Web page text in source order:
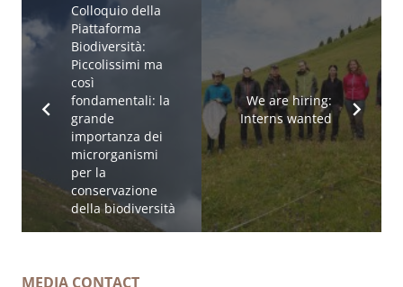
Colloquio della
Piattaforma
Biodiversità:
Piccolissimi ma
così
fondamentali: la
grande
importanza dei
microrganismi
per la
conservazione
della biodiversità
We are hiring:
Interns wanted
MEDIA CONTACT